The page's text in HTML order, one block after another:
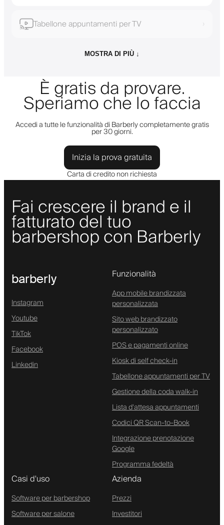
Tabellone appuntamenti per TV ›
MOSTRA DI PIÙ ↓
È gratis da provare.
Speriamo che lo faccia
Accedi a tutte le funzionalità di Barberly completamente gratis
per 30 giorni.
Inizia la prova gratuita
Carta di credito non richiesta
Fai crescere il brand e il
fatturato del tuo
barbershop con Barberly
barberly
Instagram
Youtube
TikTok
Facebook
Linkedin
Funzionalità
App mobile brandizzata
personalizzata
Sito web brandizzato
personalizzato
POS e pagamenti online
Kiosk di self check-in
Tabellone appuntamenti per TV
Gestione della coda walk-in
Lista d'attesa appuntamenti
Codici QR Scan-to-Book
Integrazione prenotazione
Google
Programma fedeltà
Casi d'uso
Software per barbershop
Software per salone
Azienda
Prezzi
Investitori